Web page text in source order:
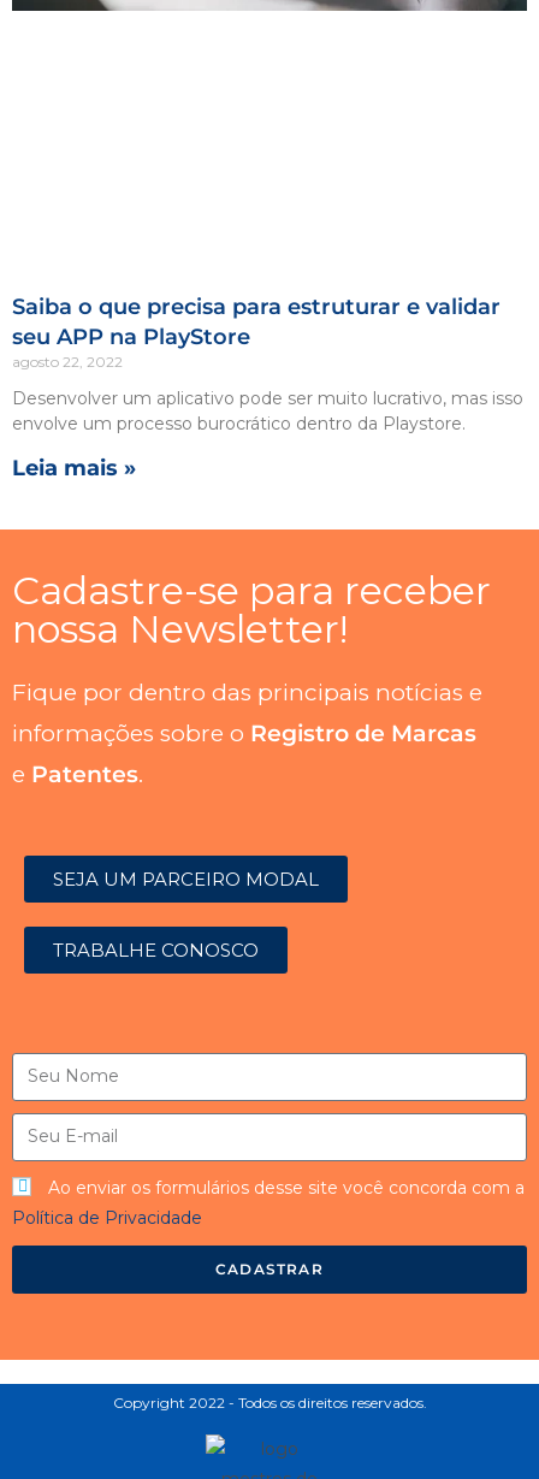
Saiba o que precisa para estruturar e validar
seu APP na PlayStore
agosto 22, 2022
Desenvolver um aplicativo pode ser muito lucrativo, mas isso
envolve um processo burocrático dentro da Playstore.
Leia mais »
Cadastre-se para receber
nossa Newsletter!
Fique por dentro das principais notícias e
informações sobre o Registro de Marcas
e Patentes.
SEJA UM PARCEIRO MODAL
TRABALHE CONOSCO
Ao enviar os formulários desse site você concorda com a
Política de Privacidade
CADASTRAR
Copyright 2022 - Todos os direitos reservados.